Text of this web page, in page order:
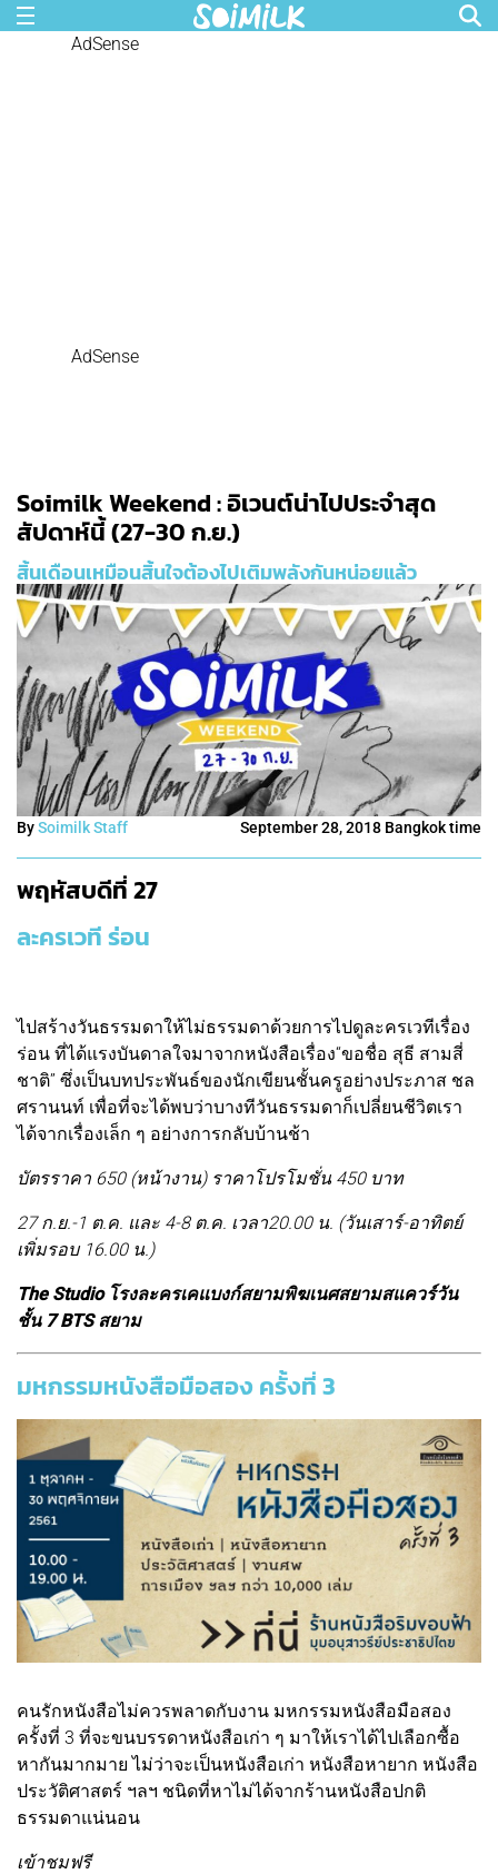
AdSense
AdSense
Soimilk Weekend : อิเวนต์น่าไปประจำสุด
สัปดาห์นี้ (27-30 ก.ย.)
สิ้นเดือนเหมือนสิ้นใจต้องไปเติมพลังกันหน่อยแล้ว
BySoimilk Staff September 28, 2018 Bangkok time
พฤหัสบดีที่ 27
ละครเวที ร่อน
ไปสร้างวันธรรมดาให้ไม่ธรรมดาด้วยการไปดูละครเวทีเรื่อง
ร่อน ที่ได้แรงบันดาลใจมาจากหนังสือเรื่อง“ขอชื่อ สุธี สามสี่
ชาติ” ซึ่งเป็นบทประพันธ์ของนักเขียนชั้นครูอย่างประภาส ชล
ศรานนท์ เพื่อที่จะได้พบว่าบางทีวันธรรมดาก็เปลี่ยนชีวิตเรา
ได้จากเรื่องเล็ก ๆ อย่างการกลับบ้านช้า
บัตรราคา 650 (หน้างาน) ราคาโปรโมชั่น 450 บาท
27 ก.ย.-1 ต.ค. และ 4-8 ต.ค. เวลา20.00 น. (วันเสาร์-อาทิตย์
เพิ่มรอบ 16.00 น.)
The Studio โรงละครเคแบงก์สยามพิฆเนศสยามสแควร์วัน
ชั้น 7 BTS สยาม
มหกรรมหนังสือมือสอง ครั้งที่ 3
คนรักหนังสือไม่ควรพลาดกับงาน มหกรรมหนังสือมือสอง
ครั้งที่ 3 ที่จะขนบรรดาหนังสือเก่า ๆ มาให้เราได้ไปเลือกซื้อ
หากันมากมาย ไม่ว่าจะเป็นหนังสือเก่า หนังสือหายาก หนังสือ
ประวัติศาสตร์ ฯลฯ ชนิดที่หาไม่ได้จากร้านหนังสือปกติ
ธรรมดาแน่นอน
เข้าชมฟรี